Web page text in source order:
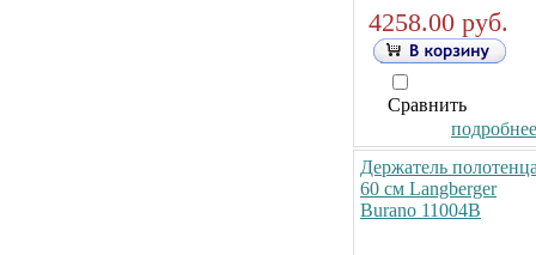
4258.00 руб.
Сравнить
Держатель
60 см Langberger
Burano 11004B